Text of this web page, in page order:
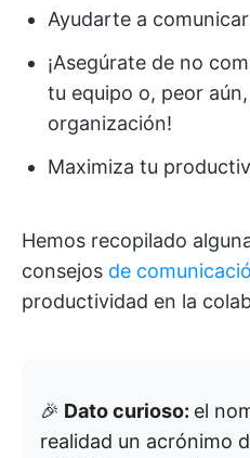
Ayudarte a
¡Asegúrate de no
tu equipo o, peor
organización!
Maximiza tu
Hemos recopilado
consejos de
productividad en la
🎉 Dato curioso: el
realidad un acrónimo